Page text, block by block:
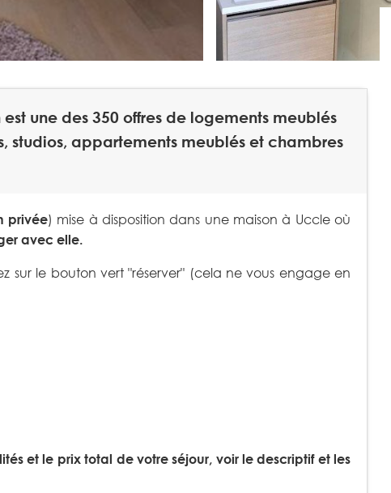
une des 350 offres de logements meublés
studios, appartements meublés et chambres
privée) mise à disposition dans une maison à Uccle où
avec elle.
sur le bouton vert "réserver" (cela ne vous engage en
et le prix total de votre séjour, voir le descriptif et les